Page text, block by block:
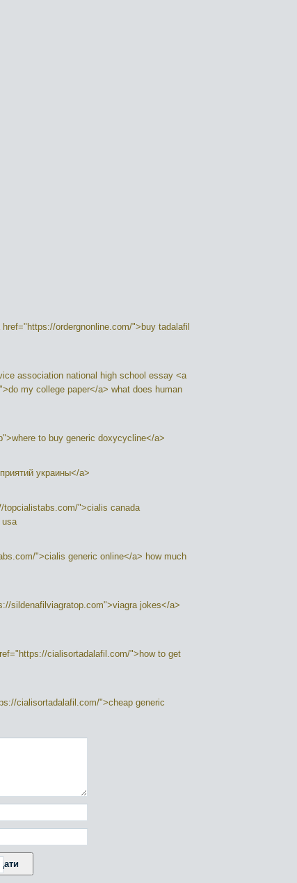
ordergnonline.com/">buy tadalafil
association national high school essay <a
my college paper</a> what does human
to buy generic doxycycline</a>
украины</a>
">cialis canada
usa
">cialis generic online</a> how much
sildenafilviagratop.com">viagra jokes</a>
cialisortadalafil.com/">how to get
cialisortadalafil.com/">cheap generic